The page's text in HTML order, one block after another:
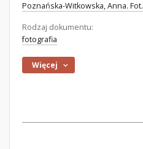
Poznańska-Witkowska, Anna. Fot.
Rodzaj dokumentu:
fotografia
Więcej